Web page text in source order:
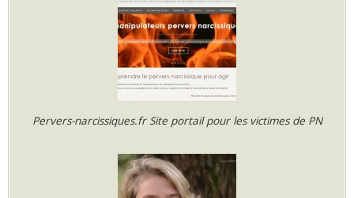
Pervers-narcissiques.fr Site portail pour les victimes de PN